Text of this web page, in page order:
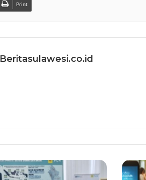
Print
Beritasulawesi.co.id